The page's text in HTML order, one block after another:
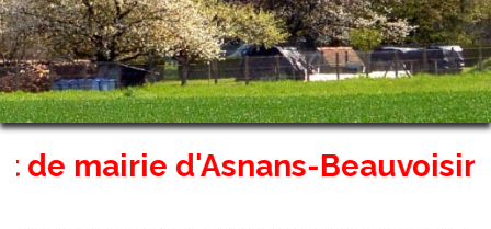
mairie d'Asnans-Beauvoisin